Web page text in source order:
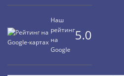
Наш
рейтинг
на
Google
5.0